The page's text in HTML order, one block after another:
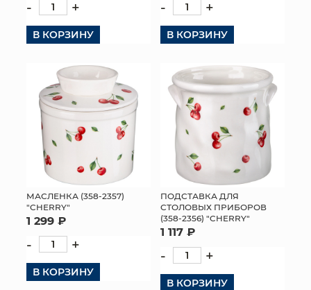
- +
В КОРЗИНУ
- +
В КОРЗИНУ
МАСЛЕНКА (358-2357)
"CHERRY"
1 299 ₽
- +
В КОРЗИНУ
ПОДСТАВКА ДЛЯ
СТОЛОВЫХ ПРИБОРОВ
(358-2356) "CHERRY"
1 117 ₽
- +
В КОРЗИНУ